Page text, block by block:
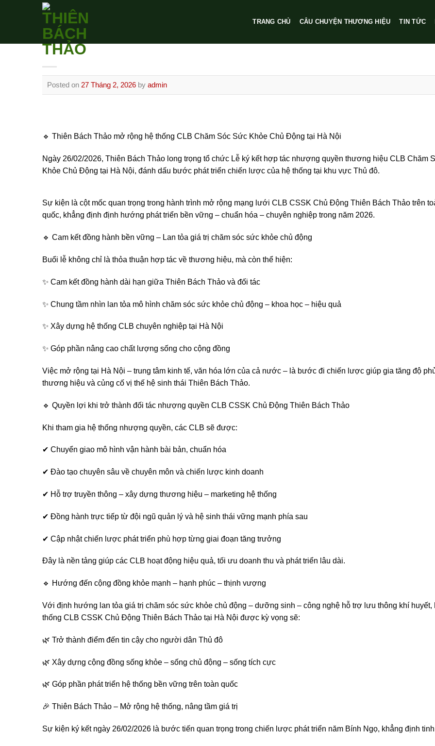
TRANG CHỦ CÂU CHUYỆN THƯƠNG HIỆU TIN TỨC
Posted on 27 Tháng 2, 2026 by admin
🔹 Thiên Bách Thảo mở rộng hệ thống CLB Chăm Sóc Sức Khỏe Chủ Động tại Hà Nội
Ngày 26/02/2026, Thiên Bách Thảo long trọng tổ chức Lễ ký kết hợp tác nhượng quyền thương hiệu CLB Chăm
Khỏe Chủ Động tại Hà Nội, đánh dấu bước phát triển chiến lược của hệ thống tại khu vực Thủ đô.
Sự kiện là cột mốc quan trọng trong hành trình mở rộng mạng lưới CLB CSSK Chủ Động Thiên Bách Thảo trên
quốc, khẳng định định hướng phát triển bền vững – chuẩn hóa – chuyên nghiệp trong năm 2026.
🔹 Cam kết đồng hành bền vững – Lan tỏa giá trị chăm sóc sức khỏe chủ động
Buổi lễ không chỉ là thỏa thuận hợp tác về thương hiệu, mà còn thể hiện:
✨ Cam kết đồng hành dài hạn giữa Thiên Bách Thảo và đối tác
✨ Chung tầm nhìn lan tỏa mô hình chăm sóc sức khỏe chủ động – khoa học – hiệu quả
✨ Xây dựng hệ thống CLB chuyên nghiệp tại Hà Nội
✨ Góp phần nâng cao chất lượng sống cho cộng đồng
Việc mở rộng tại Hà Nội – trung tâm kinh tế, văn hóa lớn của cả nước – là bước đi chiến lược giúp gia tăng độ
thương hiệu và củng cố vị thế hệ sinh thái Thiên Bách Thảo.
🔹 Quyền lợi khi trở thành đối tác nhượng quyền CLB CSSK Chủ Động Thiên Bách Thảo
Khi tham gia hệ thống nhượng quyền, các CLB sẽ được:
✔ Chuyển giao mô hình vận hành bài bản, chuẩn hóa
✔ Đào tạo chuyên sâu về chuyên môn và chiến lược kinh doanh
✔ Hỗ trợ truyền thông – xây dựng thương hiệu – marketing hệ thống
✔ Đồng hành trực tiếp từ đội ngũ quản lý và hệ sinh thái vững mạnh phía sau
✔ Cập nhật chiến lược phát triển phù hợp từng giai đoạn tăng trưởng
Đây là nền tảng giúp các CLB hoạt động hiệu quả, tối ưu doanh thu và phát triển lâu dài.
🔹 Hướng đến cộng đồng khỏe mạnh – hạnh phúc – thịnh vượng
Với định hướng lan tỏa giá trị chăm sóc sức khỏe chủ động – dưỡng sinh – công nghệ hỗ trợ lưu thông khí huyết,
thống CLB CSSK Chủ Động Thiên Bách Thảo tại Hà Nội được kỳ vọng sẽ:
🌿 Trở thành điểm đến tin cậy cho người dân Thủ đô
🌿 Xây dựng cộng đồng sống khỏe – sống chủ động – sống tích cực
🌿 Góp phần phát triển hệ thống bền vững trên toàn quốc
🎉 Thiên Bách Thảo – Mở rộng hệ thống, nâng tầm giá trị
Sự kiện ký kết ngày 26/02/2026 là bước tiến quan trọng trong chiến lược phát triển năm Bính Ngọ, khẳng định